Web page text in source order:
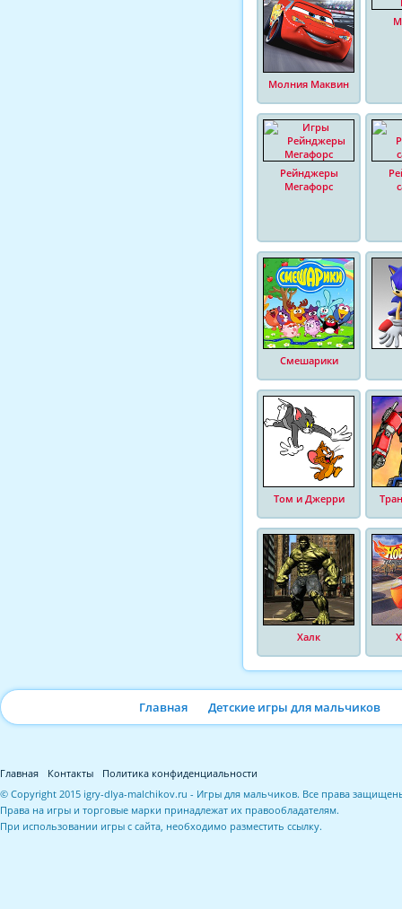
Молния Маквин
Рейнджеры
Мегафорс
Смешарики
Том и Джерри
Халк
Главная Детские игры для мальчиков
Главная Контакты
Политика конфиденциальности
© Copyright 2015 igry-dlya-malchikov.ru - Игры для мальчиков. Все права
Права на игры и торговые марки принадлежат их правообладателям.
При использовании игры с сайта, необходимо разместить ссылку.